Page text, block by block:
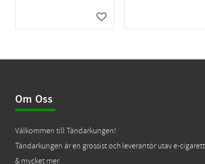
Lägg till i favoriter
Om Oss
Välkommen till Tändarkungen!
Tändarkungen är en grossist och leverantör utav e-
& mycket mer.